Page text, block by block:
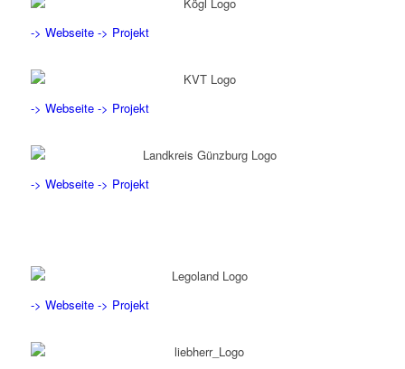
-> Webseite -> Projekt
-> Webseite -> Projekt
-> Webseite -> Projekt
-> Webseite -> Projekt